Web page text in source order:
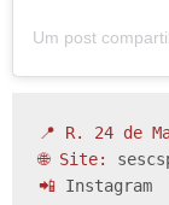
📍 R. 24 de
🌐 Site:
📲 Instagram